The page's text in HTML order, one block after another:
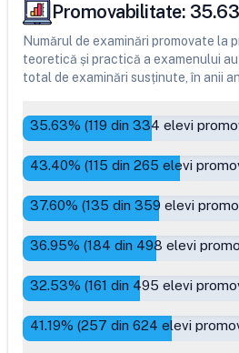
Promovabilitate: 35.63
Numărul de examinări promovate la
teoretică și practică a examenului
total de examinări susținute, în anii
35.63% (119 din 334 elevi
43.40% (115 din 265 elevi
37.60% (135 din 359 elevi
36.95% (184 din 498 elevi
32.53% (161 din 495 elevi
41.19% (257 din 624 elevi